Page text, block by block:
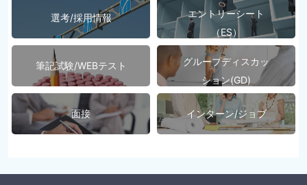
選考/採用情報
エントリーシート
（ES）
筆記試験/WEBテスト
グループディスカッ
ション(GD)
面接 インターン/ジョブ